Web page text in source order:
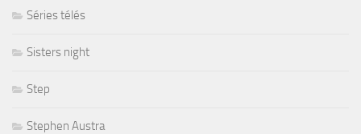
Séries télés
Sisters night
Step
Stephen Austra